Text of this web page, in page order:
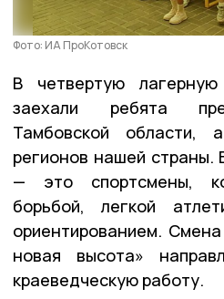
Фото: ИА ПроКотовск
В четвертую
заехали ребята
Тамбовской области,
регионов нашей страны.
— это спортсмены,
борьбой, легкой
ориентированием.
новая высота»
краеведческую работу.